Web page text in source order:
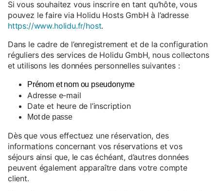
Si vous souhaitez vous inscrire en tant qu’hôte, vous
pouvez le faire via Holidu Hosts GmbH à l’adresse
https://www.holidu.fr/host.
Dans le cadre de l’enregistrement et de la configuration
réguliers des services de Holidu GmbH, nous collectons
et utilisons les données personnelles suivantes :
Prénom et nom ou pseudonyme
Adresse e-mail
Date et heure de l’inscription
Mot de passe
Dès que vous effectuez une réservation, des
informations concernant vos réservations et vos
séjours ainsi que, le cas échéant, d’autres données
peuvent également apparaître dans votre compte
client.